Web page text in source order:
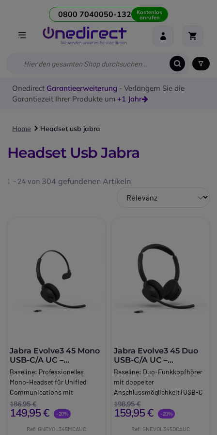
0800 7040050-132 Kostenlos
anrufen
Onedirect Garantieerweiterung - Verlängern Sie die
Garantiezeit Ihrer Produkte um +1 Jahr
Home Headset usb jabra
Headset Usb Jabra
1 - 24 von 304 gefundenen Artikeln
Jabra Evolve3 45 Mono
USB-C/A UC –
kabelloses Headset
Baseline: Professionelles
Mono-Headset für Unified
Communications mit
doppelter
Anschlussmöglichkeit (USB-C
Geräuschunterdrückung (ANC),
186,95 €
149,95 € -20%
Ref: GNEVOL345MCAUC
Jabra Evolve3 45 Duo
USB-C/A UC –
kabelloses Headset
Baseline: Duo-Funkkopfhörer
mit doppelter
Anschlussmöglichkeit (USB-C
und USB-A), ANC, 3
ClearVoice™-Mikrofonen und
kristallklare Anrufe und
198,95 €
159,95 € -20%
Ref: GNEVOL345DCAUC